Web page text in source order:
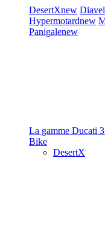
DesertXnew Diavel
Hypermotardnew
Panigalenew
La gamme Ducati
Bike
DesertX